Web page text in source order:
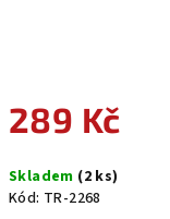
289 Kč
cena:
Skladem (2 ks)
Kód: TR-2268